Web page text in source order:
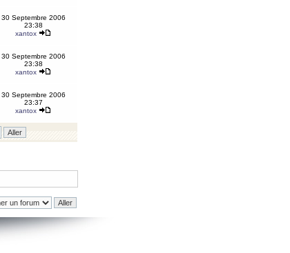
30 Septembre 2006
23:38
xantox
30 Septembre 2006
23:38
xantox
30 Septembre 2006
23:37
xantox